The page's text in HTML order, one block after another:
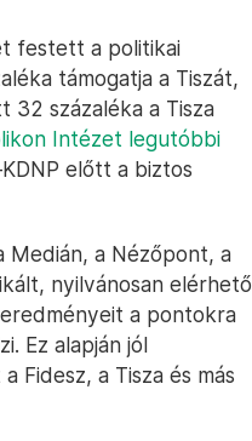
festett a politikai
támogatja a Tiszát,
32 százaléka a Tisza
Intézet legutóbbi
előtt a biztos
Medián, a Nézőpont, a
nyilvánosan elérhető
a pontokra
Ez alapján jól
Fidesz, a Tisza és más